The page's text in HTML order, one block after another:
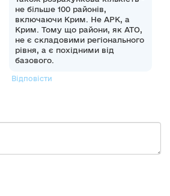
не більше 100 районів,
включаючи Крим. Не АРК, а
Крим. Тому що райони, як АТО,
не є складовими регіонального
рівня, а є похідними від
базового.
Відповісти